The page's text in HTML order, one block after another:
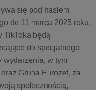
się pod hasłem
do 11 marca 2025 roku,
TikToka będą
do specjalnego
wydarzenia, w tym
Grupa Eurozet, za
społecznością,